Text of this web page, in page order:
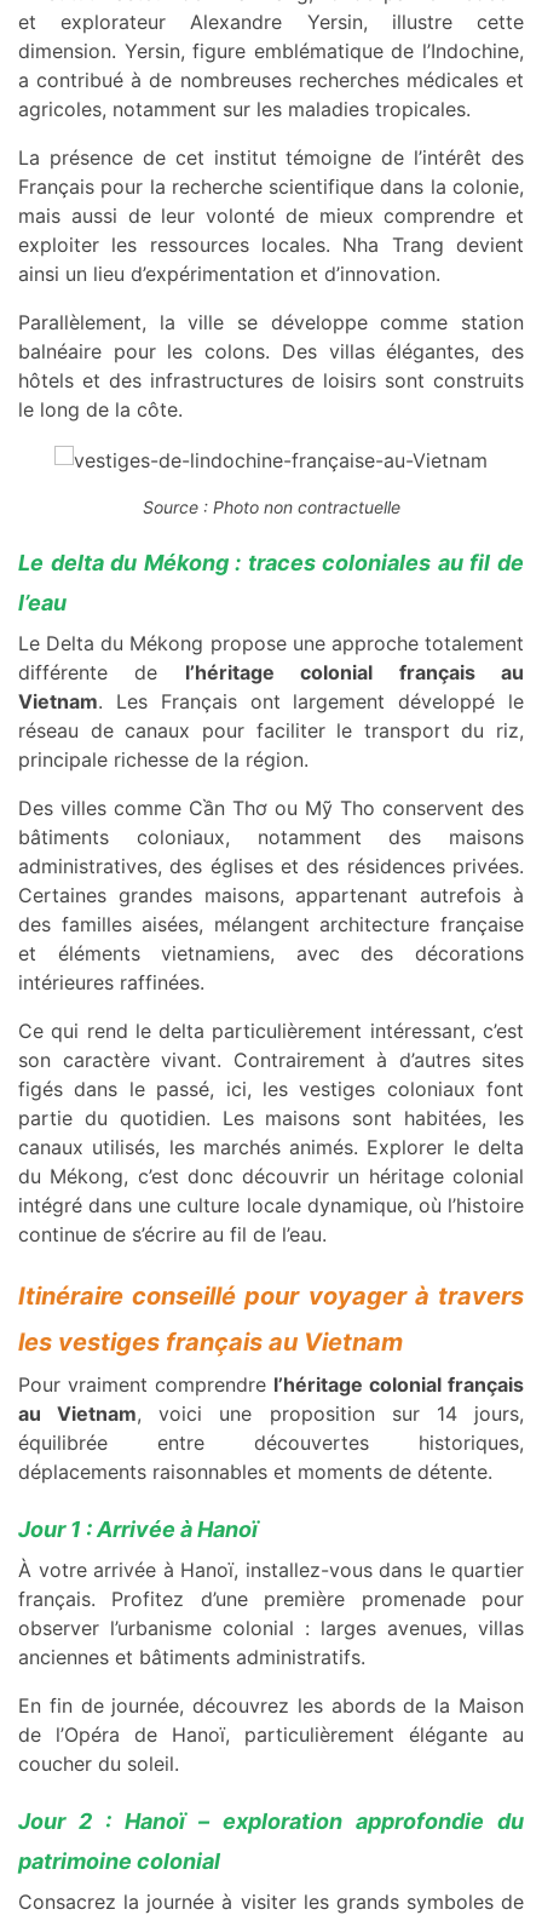
et explorateur Alexandre Yersin, illustre cette
dimension. Yersin, figure emblématique de l’Indochine,
a contribué à de nombreuses recherches médicales et
agricoles, notamment sur les maladies tropicales.
La présence de cet institut témoigne de l’intérêt des
Français pour la recherche scientifique dans la colonie,
mais aussi de leur volonté de mieux comprendre et
exploiter les ressources locales. Nha Trang devient
ainsi un lieu d’expérimentation et d’innovation.
Parallèlement, la ville se développe comme station
balnéaire pour les colons. Des villas élégantes, des
hôtels et des infrastructures de loisirs sont construits
le long de la côte.
Source : Photo non contractuelle
Le delta du Mékong : traces coloniales au fil de
l’eau
Le Delta du Mékong propose une approche totalement
différente de l’héritage colonial français au
Vietnam. Les Français ont largement développé le
réseau de canaux pour faciliter le transport du riz,
principale richesse de la région.
Des villes comme Cần Thơ ou Mỹ Tho conservent des
bâtiments coloniaux, notamment des maisons
administratives, des églises et des résidences privées.
Certaines grandes maisons, appartenant autrefois à
des familles aisées, mélangent architecture française
et éléments vietnamiens, avec des décorations
intérieures raffinées.
Ce qui rend le delta particulièrement intéressant, c’est
son caractère vivant. Contrairement à d’autres sites
figés dans le passé, ici, les vestiges coloniaux font
partie du quotidien. Les maisons sont habitées, les
canaux utilisés, les marchés animés. Explorer le delta
du Mékong, c’est donc découvrir un héritage colonial
intégré dans une culture locale dynamique, où l’histoire
continue de s’écrire au fil de l’eau.
Itinéraire conseillé pour voyager à travers
les vestiges français au Vietnam
Pour vraiment comprendre l’héritage colonial français
au Vietnam, voici une proposition sur 14 jours,
équilibrée entre découvertes historiques,
déplacements raisonnables et moments de détente.
Jour 1 : Arrivée à Hanoï
À votre arrivée à Hanoï, installez-vous dans le quartier
français. Profitez d’une première promenade pour
observer l’urbanisme colonial : larges avenues, villas
anciennes et bâtiments administratifs.
En fin de journée, découvrez les abords de la Maison
de l’Opéra de Hanoï, particulièrement élégante au
coucher du soleil.
Jour 2 : Hanoï – exploration approfondie du
patrimoine colonial
Consacrez la journée à visiter les grands symboles de